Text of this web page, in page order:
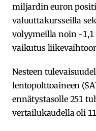
miljardin euron
valuuttakursseilla
volyymeilla noin -
vaikutus
Nesteen
lentopolttoaineen
ennätystasolle 251
vertailukaudella oli